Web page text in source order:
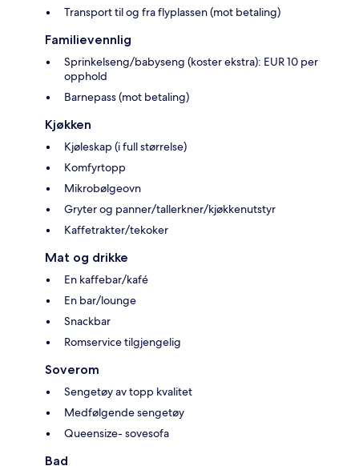
Transport til og fra flyplassen (mot betaling)
Familievennlig
Sprinkelseng/babyseng (koster ekstra): EUR 10 per
opphold
Barnepass (mot betaling)
Kjøkken
Kjøleskap (i full størrelse)
Komfyrtopp
Mikrobølgeovn
Gryter og panner/tallerkner/kjøkkenutstyr
Kaffetrakter/tekoker
Mat og drikke
En kaffebar/kafé
En bar/lounge
Snackbar
Romservice tilgjengelig
Soverom
Sengetøy av topp kvalitet
Medfølgende sengetøy
Queensize- sovesofa
Bad